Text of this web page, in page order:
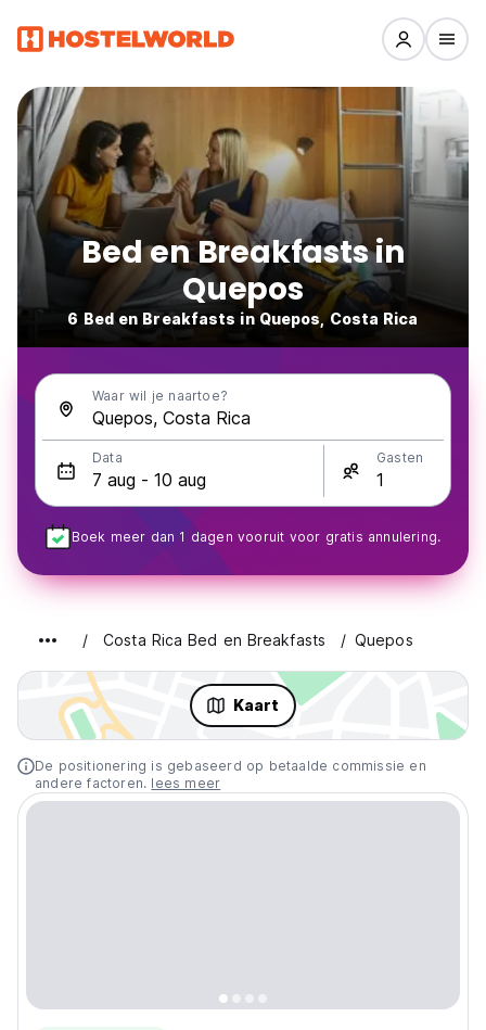
Bed en Breakfasts in
Quepos
6 Bed en Breakfasts in Quepos, Costa Rica
Waar wil je naartoe?
Data Gasten
Boek meer dan 1 dagen vooruit voor gratis annulering.
Costa Rica Bed en Breakfasts Quepos
Kaart
De positionering is gebaseerd op betaalde commissie en
andere factoren. lees meer